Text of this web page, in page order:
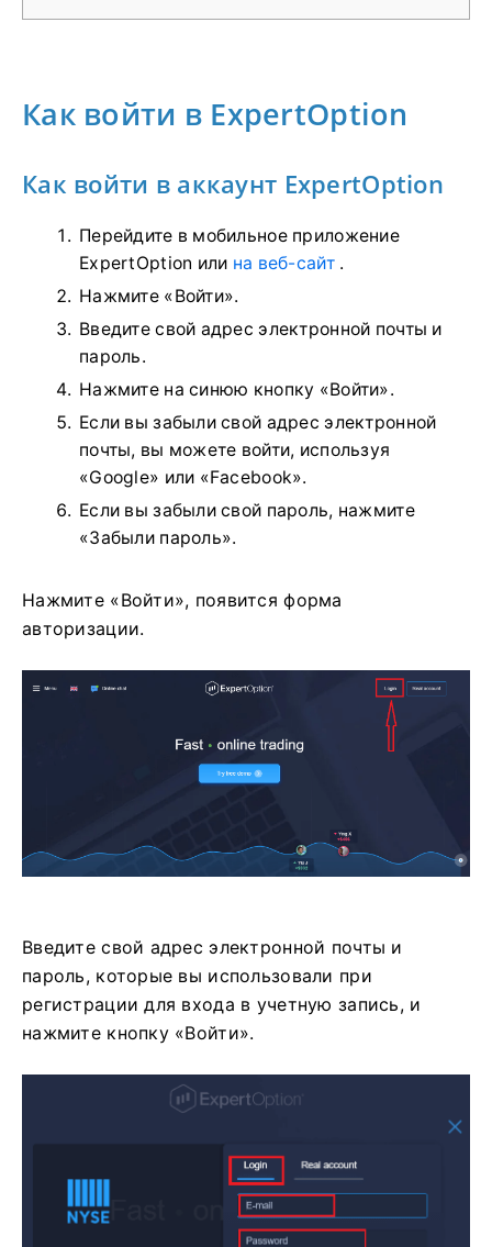
Как войти в ExpertOption
Как войти в аккаунт ExpertOption
Перейдите в мобильное приложение
ExpertOption или на веб-сайт.
Нажмите «Войти».
Введите свой адрес электронной почты и
пароль.
Нажмите на синюю кнопку «Войти».
Если вы забыли свой адрес электронной
почты, вы можете войти, используя
«Google» или «Facebook».
Если вы забыли свой пароль, нажмите
«Забыли пароль».
Нажмите «Войти», появится форма
авторизации.
Введите свой адрес электронной почты и
пароль, которые вы использовали при
регистрации для входа в учетную запись, и
нажмите кнопку «Войти».